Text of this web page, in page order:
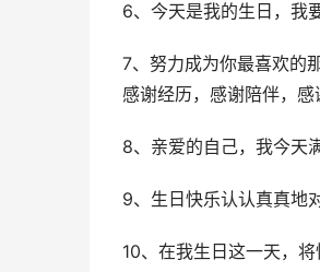
6、今天是我的生日，我
7、努力成为你最喜欢的
感谢经历，感谢陪伴，感
8、亲爱的自己，我今天
9、生日快乐认认真真地
10、在我生日这一天，